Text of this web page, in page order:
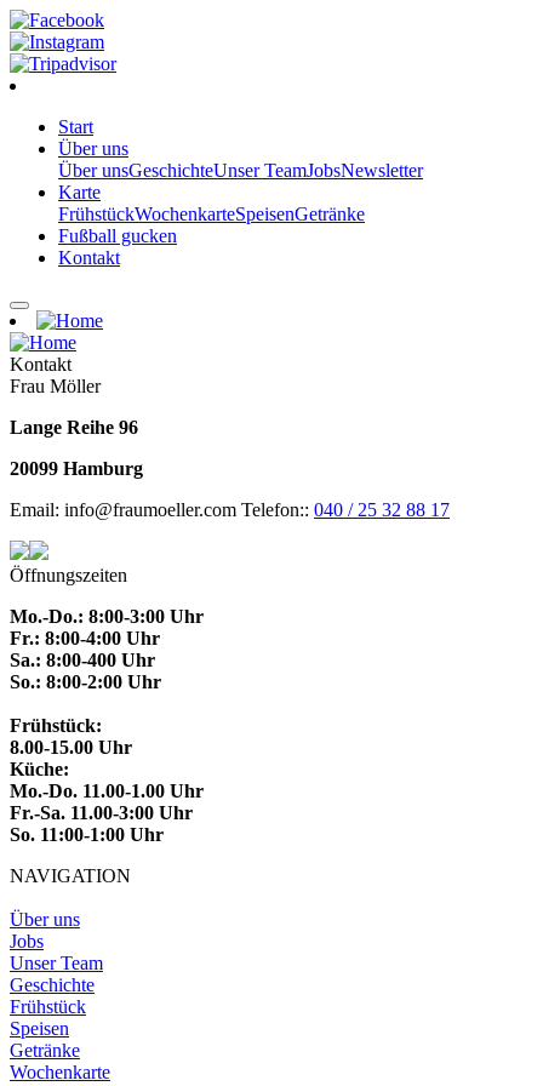
Start
Über uns
Über unsGeschichteUnser TeamJobsNewsletter
Karte
FrühstückWochenkarteSpeisenGetränke
Fußball gucken
Kontakt
Kontakt
Frau Möller
Lange Reihe 96
20099 Hamburg
Email: info@fraumoeller.com Telefon:: 040 / 25 32 88 17
Öffnungszeiten
Mo.-Do.: 8:00-3:00 Uhr
Fr.: 8:00-4:00 Uhr
Sa.: 8:00-400 Uhr
So.: 8:00-2:00 Uhr
Frühstück:
8.00-15.00 Uhr
Küche:
Mo.-Do. 11.00-1.00 Uhr
Fr.-Sa. 11.00-3:00 Uhr
So. 11:00-1:00 Uhr
NAVIGATION
Über uns
Jobs
Unser Team
Geschichte
Frühstück
Speisen
Getränke
Wochenkarte